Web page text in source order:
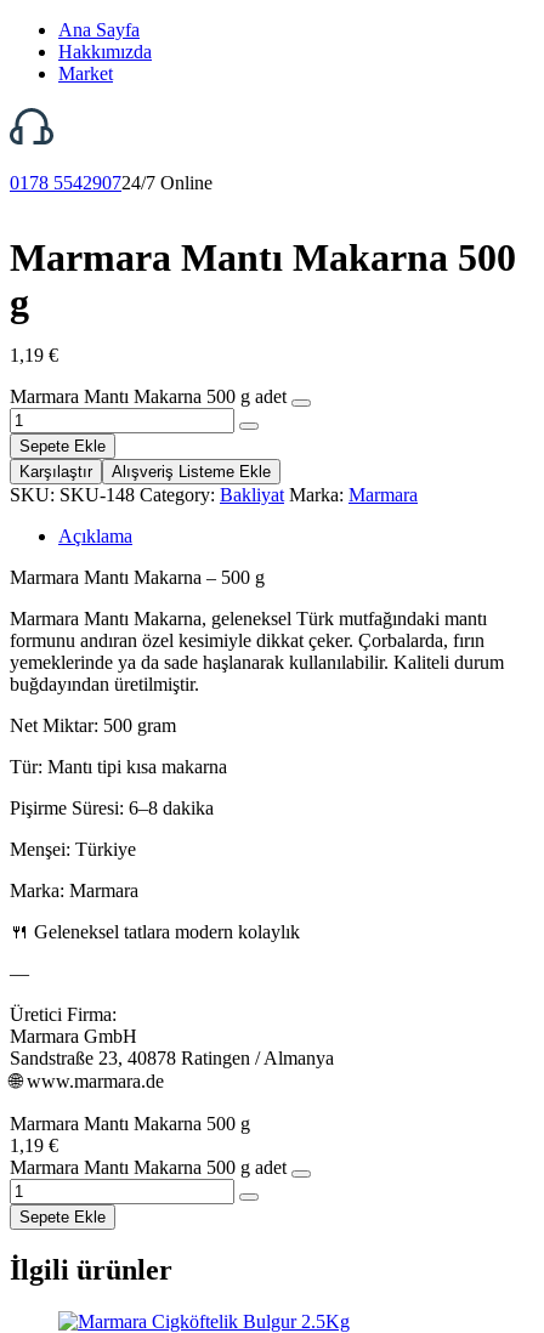
Ana Sayfa
Hakkımızda
Market
0178 554290724/7 Online
Marmara Mantı Makarna 500
g
1,19 €
Marmara Mantı Makarna 500 g adet
Sepete Ekle
Karşılaştır
Alışveriş Listeme Ekle
SKU: SKU-148 Category: Bakliyat Marka: Marmara
Açıklama
Marmara Mantı Makarna – 500 g
Marmara Mantı Makarna, geleneksel Türk mutfağındaki mantı
formunu andıran özel kesimiyle dikkat çeker. Çorbalarda, fırın
yemeklerinde ya da sade haşlanarak kullanılabilir. Kaliteli durum
buğdayından üretilmiştir.
Net Miktar: 500 gram
Tür: Mantı tipi kısa makarna
Pişirme Süresi: 6–8 dakika
Menşei: Türkiye
Marka: Marmara
🍴 Geleneksel tatlara modern kolaylık
—
Üretici Firma:
Marmara GmbH
Sandstraße 23, 40878 Ratingen / Almanya
🌐 www.marmara.de
Marmara Mantı Makarna 500 g
1,19 €
Marmara Mantı Makarna 500 g adet
Sepete Ekle
İlgili ürünler